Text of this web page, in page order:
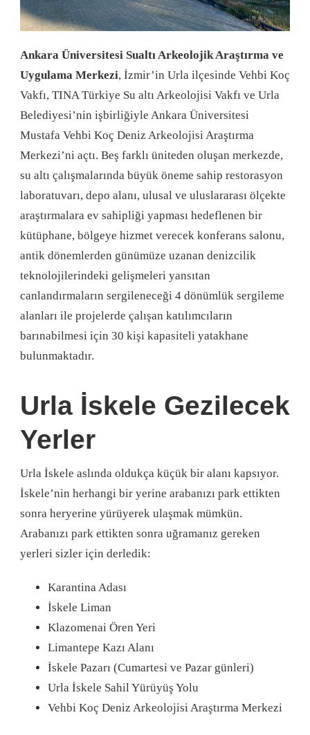
Ankara Üniversitesi Sualtı Arkeolojik Araştırma ve
Uygulama Merkezi, İzmir’in Urla ilçesinde Vehbi Koç
Vakfı, TINA Türkiye Su altı Arkeolojisi Vakfı ve Urla
Belediyesi’nin işbirliğiyle Ankara Üniversitesi
Mustafa Vehbi Koç Deniz Arkeolojisi Araştırma
Merkezi’ni açtı. Beş farklı üniteden oluşan merkezde,
su altı çalışmalarında büyük öneme sahip restorasyon
laboratuvarı, depo alanı, ulusal ve uluslararası ölçekte
araştırmalara ev sahipliği yapması hedeflenen bir
kütüphane, bölgeye hizmet verecek konferans salonu,
antik dönemlerden günümüze uzanan denizcilik
teknolojilerindeki gelişmeleri yansıtan
canlandırmaların sergileneceği 4 dönümlük sergileme
alanları ile projelerde çalışan katılımcıların
barınabilmesi için 30 kişi kapasiteli yatakhane
bulunmaktadır.
Urla İskele Gezilecek
Yerler
Urla İskele aslında oldukça küçük bir alanı kapsıyor.
İskele’nin herhangi bir yerine arabanızı park ettikten
sonra heryerine yürüyerek ulaşmak mümkün.
Arabanızı park ettikten sonra uğramanız gereken
yerleri sizler için derledik:
Karantina Adası
İskele Liman
Klazomenai Ören Yeri
Limantepe Kazı Alanı
İskele Pazarı (Cumartesi ve Pazar günleri)
Urla İskele Sahil Yürüyüş Yolu
Vehbi Koç Deniz Arkeolojisi Araştırma Merkezi